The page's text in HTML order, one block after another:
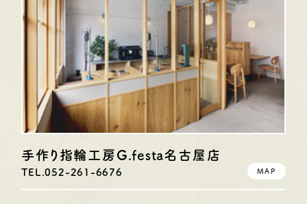
手作り指輪工房G.festa名古屋店
TEL.052-261-6676 MAP